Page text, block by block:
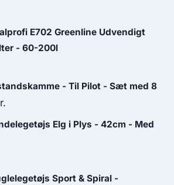
E702 Greenline Udvendigt
- 60-200l
- Til Pilot - Sæt med 8
Elg i Plys - 42cm - Med
Sport & Spiral -